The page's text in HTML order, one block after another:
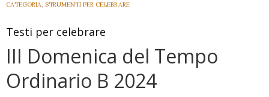
CATEGORIA, STRUMENTI PER CELEBRARE
Testi per celebrare
III Domenica del Tempo
Ordinario B 2024